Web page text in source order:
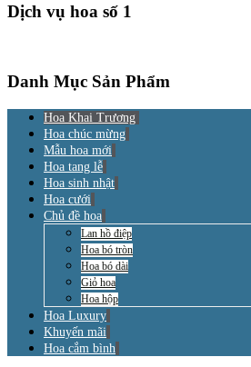
Dịch vụ hoa số 1
Danh Mục Sản Phẩm
Hoa Khai Trương
Hoa chúc mừng
Mẫu hoa mới
Hoa tang lễ
Hoa sinh nhật
Hoa cưới
Chủ đề hoa
Lan hồ điệp
Hoa bó tròn
Hoa bó dài
Giỏ hoa
Hoa hộp
Hoa Luxury
Khuyến mãi
Hoa cắm bình